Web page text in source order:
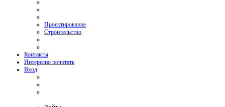
Проектирование
Строительство
Контакты
Интересно почитать
Вход